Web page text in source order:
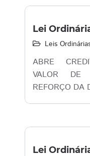
Lei
Leis
ABRE
VALOR DE
REFORÇO DA
Lei